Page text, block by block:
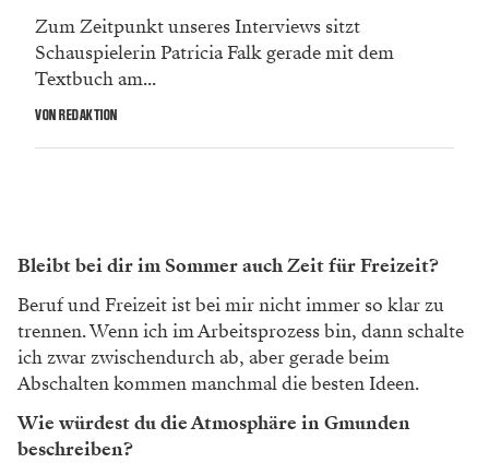
Zum Zeitpunkt unseres Interviews sitzt
Schauspielerin Patricia Falk gerade mit dem
Textbuch am...
VON REDAKTION
Bleibt bei dir im Sommer auch Zeit für Freizeit?
Beruf und Freizeit ist bei mir nicht immer so klar zu
trennen. Wenn ich im Arbeitsprozess bin, dann schalte
ich zwar zwischendurch ab, aber gerade beim
Abschalten kommen manchmal die besten Ideen.
Wie würdest du die Atmosphäre in Gmunden
beschreiben?